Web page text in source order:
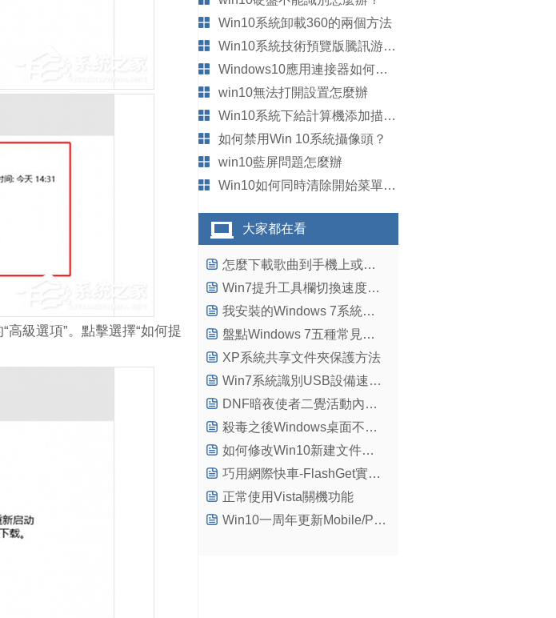
級選項”。點擊選擇“如何提
Win10系統卸載360的兩個方法
Win10系統技術預覽版騰訊游戲玩不了怎麼辦？
Windows10應用連接器如何使用
win10無法打開設置怎麼辦
Win10系統下給計算機添加描述的小技巧
如何禁用Win 10系統攝像頭？
win10藍屏問題怎麼辦
Win10如何同時清除開始菜單全部動態磁貼消息？
大家都在看
怎麼下載歌曲到手機上或是MP3，MP4裡或如何下載歌曲
Win7提升工具欄切換速度的方法(適合頁游用戶們)
我安裝的Windows 7系統會黑屏嗎？
盤點Windows 7五種常見故障及有效解決辦法
XP系統共享文件夾保護方法
Win7系統識別USB設備速度緩慢怎麼辦？Win7系統識別USB設備速度緩慢的解決方法
DNF暗夜使者二覺活動內容介紹及網址分享
殺毒之後Windows桌面不顯示的原因及解決方法
如何修改Win10新建文件夾的默認命名方式？
巧用網際快車-FlashGet實現自動關機
正常使用Vista關機功能
Win10一周年更新Mobile/PC版中應用商店出現火星文亂碼